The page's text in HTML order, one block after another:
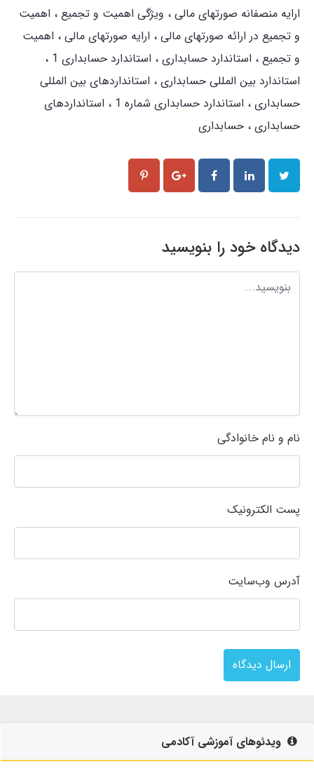
ارایه منصفانه صورتهای مالی ویژگی اهمیت و تجمیع اهمیت
و تجمیع در ارائه صورتهای مالی ارایه صورتهای مالی اهمیت
و تجمیع استاندارد حسابداری استاندارد حسابداری 1
استاندارد بین المللی حسابداری استانداردهای بین المللی
حسابداری استاندارد حسابداری شماره 1
استانداردهای
حسابداری حسابداری
دیدگاه خود را بنویسید
نام و نام خانوادگی
پست الکترونیک
آدرس وب‌سایت
ارسال دیدگاه
ویدئوهای آموزشی آکادمی